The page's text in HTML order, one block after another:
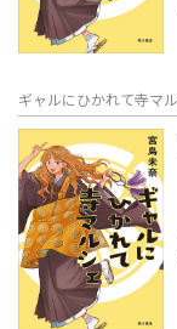
ギャルにひかれて寺マ